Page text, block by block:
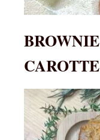
CAROTTE